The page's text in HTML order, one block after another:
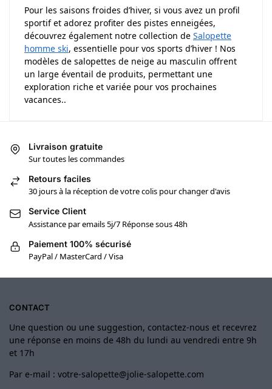
Pour les saisons froides d’hiver, si vous avez un profil
sportif et adorez profiter des pistes enneigées,
découvrez également notre collection de Salopette
homme ski, essentielle pour vos sports d’hiver ! Nos
modèles de salopettes de neige au masculin offrent
un large éventail de produits, permettant une
exploration riche et variée pour vos prochaines
vacances..
Livraison gratuite
Sur toutes les commandes
Retours faciles
30 jours à la réception de votre colis pour changer d'avis
Service Client
Assistance par emails 5j/7 Réponse sous 48h
Paiement 100% sécurisé
PayPal / MasterCard / Visa
CONTACT
Une question ou une suggestion, contactez-nous et recevrez
une réponse en moins de 48h du lundi au vendredi entre 9h
et 17h
Par e-mail : votre-salopette@jolie-salopette.com